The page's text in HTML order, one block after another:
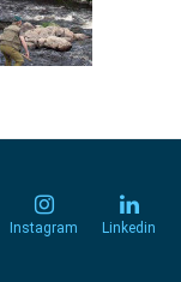
Instagram Linkedin